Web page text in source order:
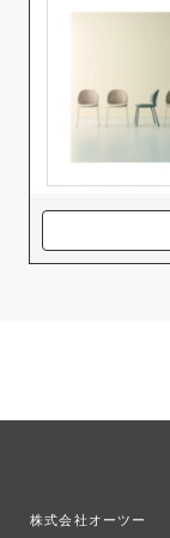
株式会社オーツー